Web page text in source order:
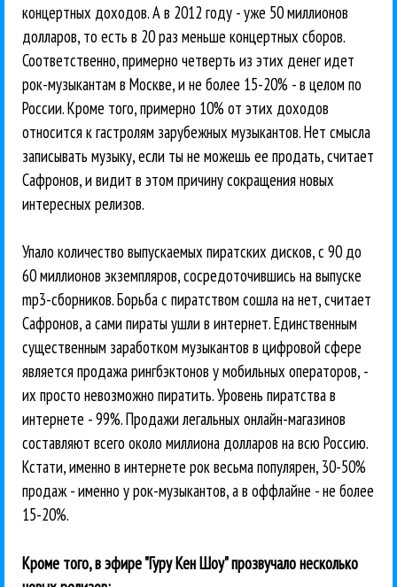
концертных доходов. А в 2012 году - уже 50 миллионов
долларов, то есть в 20 раз меньше концертных сборов.
Соответственно, примерно четверть из этих денег идет
рок-музыкантам в Москве, и не более 15-20% - в целом по
России. Кроме того, примерно 10% от этих доходов
относится к гастролям зарубежных музыкантов. Нет смысла
записывать музыку, если ты не можешь ее продать, считает
Сафронов, и видит в этом причину сокращения новых
интересных релизов.
Упало количество выпускаемых пиратских дисков, с 90 до
60 миллионов экземпляров, сосредоточившись на выпуске
mp3-сборников. Борьба с пиратством сошла на нет, считает
Сафронов, а сами пираты ушли в интернет. Единственным
существенным заработком музыкантов в цифровой сфере
является продажа рингбэктонов у мобильных операторов, -
их просто невозможно пиратить. Уровень пиратства в
интернете - 99%. Продажи легальных онлайн-магазинов
составляют всего около миллиона долларов на всю Россию.
Кстати, именно в интернете рок весьма популярен, 30-50%
продаж - именно у рок-музыкантов, а в оффлайне - не более
15-20%.
Кроме того, в эфире "Гуру Кен Шоу" прозвучало несколько